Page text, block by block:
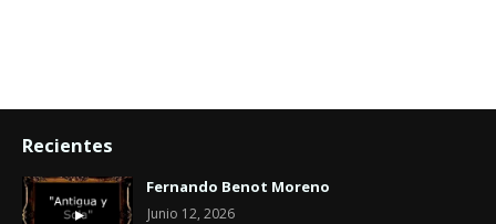
Recientes
Fernando Benot Moreno
Junio 12, 2026